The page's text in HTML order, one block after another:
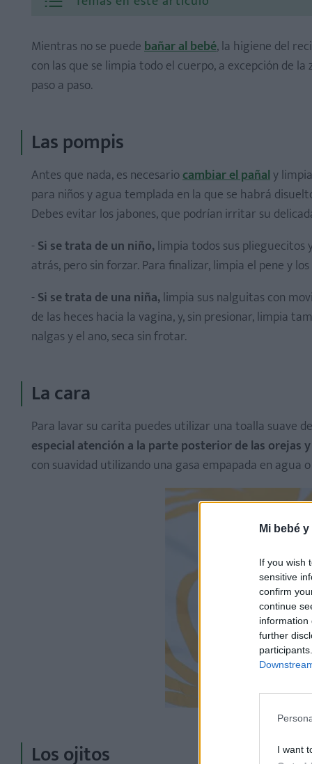
Mi bebé
If you wish
sensitive
confirm
continue
information
further
I want
Mientras no se puedebañar al bebé, la higiene del
con las que se limpia todo el cuerpo, a excepción de
paso a paso.
Las pompis
Antes que nada, es necesariocambiar el pañaly
para niños y agua templada en la que se habrá
Debes evitar los jabones, que podrían irritar su
- Si se trata de un niño,limpia todos sus plieguecitos
atrás, pero sin forzar. Para finalizar, limpia el pene y
- Si se trata de una niña,limpia sus nalguitas con
de las heces hacia la vagina, y, sin presionar, limpia
nalgas y el ano, seca sin frotar.
La cara
Para lavar su carita puedes utilizar una toalla suave
especial atención a la parte posterior de las orejas
con suavidad utilizando una gasa empapada en agua
Los ojitos